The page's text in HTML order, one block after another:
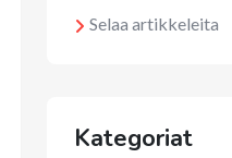
Selaa artikkeleita
Kategoriat